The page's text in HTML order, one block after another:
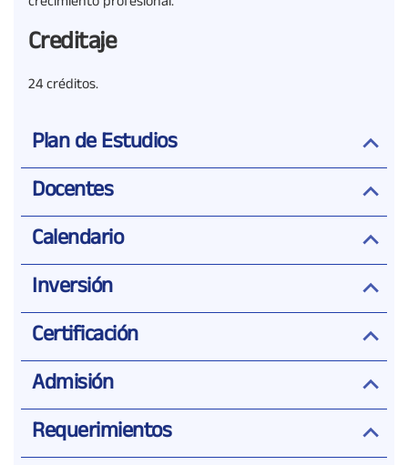
Creditaje
24 créditos.
Plan de Estudios
Docentes
Calendario
Inversión
Certificación
Admisión
Requerimientos